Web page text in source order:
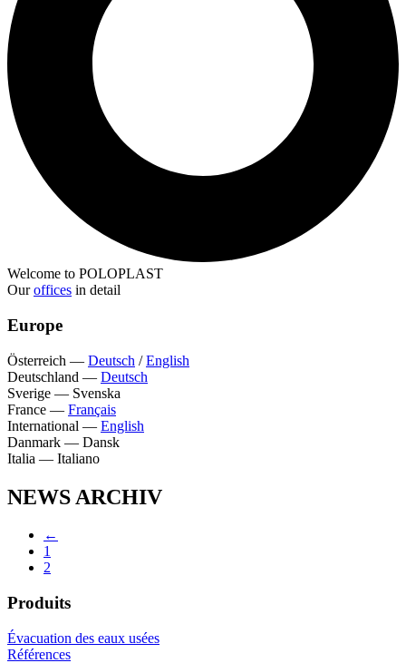
Welcome to POLOPLAST
Ouroffices in detail
Europe
Österreich — Deutsch /English
Deutschland — Deutsch
Sverige — Svenska
France — Français
International — English
Danmark — Dansk
Italia — Italiano
NEWS ARCHIV
←
1
2
Produits
Évacuation des eaux usées
Références